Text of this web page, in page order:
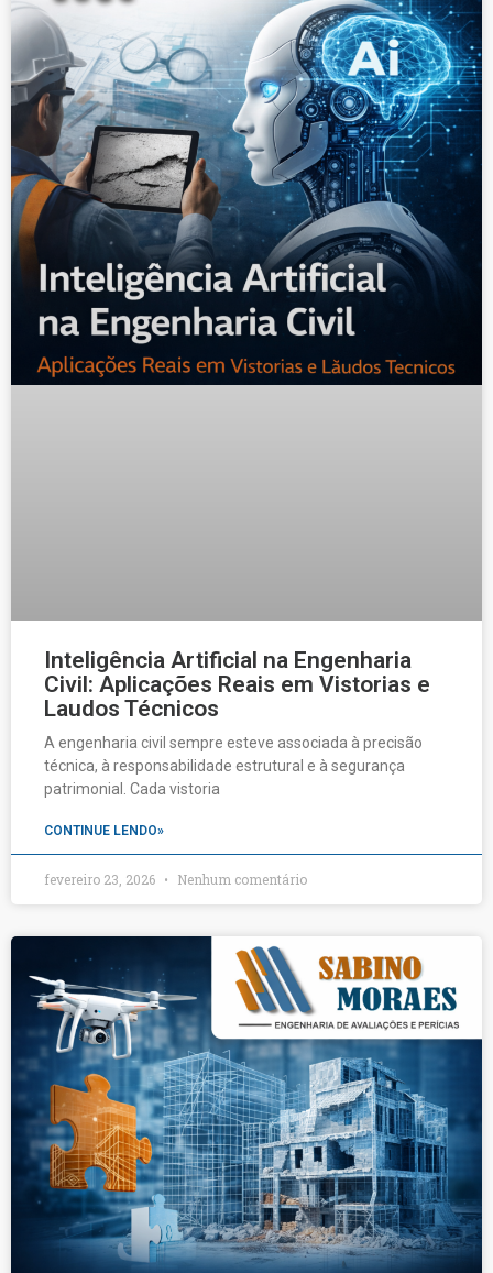
Inteligência Artificial na Engenharia
Civil: Aplicações Reais em Vistorias e
Laudos Técnicos
A engenharia civil sempre esteve associada à precisão
técnica, à responsabilidade estrutural e à segurança
patrimonial. Cada vistoria
CONTINUE LENDO»
fevereiro 23, 2026 Nenhum comentário